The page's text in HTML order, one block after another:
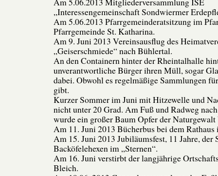
„Interessengemeinschaft Sondwiermer
Am 5.06.2013 Pfarrgemeinderatsitzung im
Pfarrgemeinde St. Katharina.
Am 9. Juni 2013 Vereinsausflug des
„Geiserschmiede“ nach Bühlertal.
An den Containern hinter der Rheintalhalle
unverantwortliche Bürger ihren Müll, sogar
dabei. Obwohl es regelmäßige Sammlungen
gibt.
Kurzer Sommer im Juni mit Hitzewelle und
nicht unter 20 Grad. Am Fuß und Radweg
wurde ein großer Baum Opfer der Naturgewalt
Am 11. Juni 2013 Bücherbus bei dem Rathaus
Am 15. Juni 2013 Jubiläumsfest, 11 Jahre, der
Backöfelehexen im „Sternen“.
Am 16. Juni verstirbt der langjährige
Bleich.